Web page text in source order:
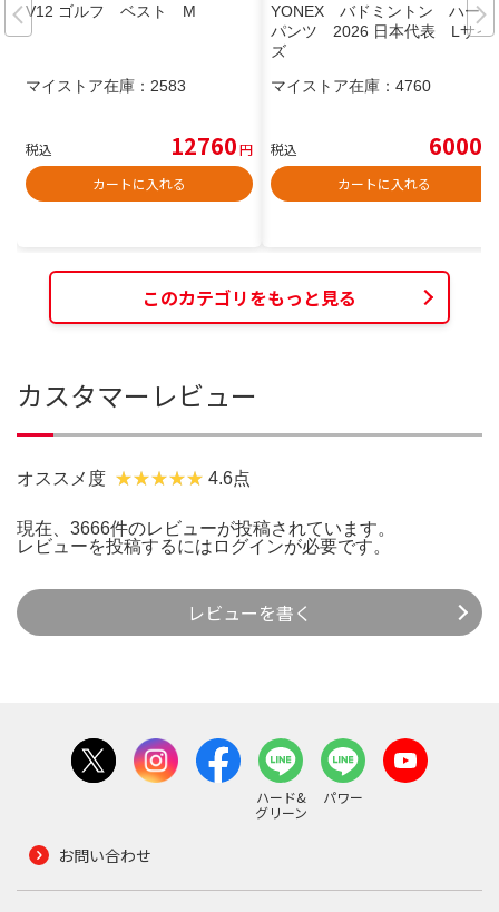
V12 ゴルフ ベスト M
マイストア在庫： 2583
税込 12760円
カートに入れる
YONEX バドミントン ハーフ
パンツ 2026 日本代表 Lサイ
ズ
マイストア在庫： 4760
税込 6000
カートに入れる
このカテゴリをもっと見る
カスタマーレビュー
オススメ度 4.6点
現在、3666件のレビューが投稿されています。
レビューを投稿するには ログインが必要です。
レビューを書く
ハード&
グリーン
パワー
お問い合わせ